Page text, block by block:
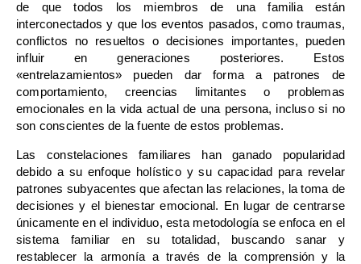
de que todos los miembros de una familia están
interconectados y que los eventos pasados, como traumas,
conflictos no resueltos o decisiones importantes, pueden
influir en generaciones posteriores. Estos
«entrelazamientos» pueden dar forma a patrones de
comportamiento, creencias limitantes o problemas
emocionales en la vida actual de una persona, incluso si no
son conscientes de la fuente de estos problemas.
Las constelaciones familiares han ganado popularidad
debido a su enfoque holístico y su capacidad para revelar
patrones subyacentes que afectan las relaciones, la toma de
decisiones y el bienestar emocional. En lugar de centrarse
únicamente en el individuo, esta metodología se enfoca en el
sistema familiar en su totalidad, buscando sanar y
restablecer la armonía a través de la comprensión y la